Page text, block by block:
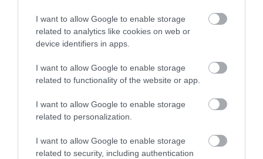
I want to allow Google to enable storage
related to analytics like cookies on web or
device identifiers in apps.
I want to allow Google to enable storage
related to functionality of the website or app.
I want to allow Google to enable storage
related to personalization.
I want to allow Google to enable storage
related to security, including authentication
ευρώ – Ποιοι δρόμοι αλλάζουν
09.08.2026 | 15:00
Τουρισμός για Όλους 2026-2027:
Ποιοι κάνουν αίτηση σήμερα –
09.08.2026 | 14:40
σήμερα στην Εύβοια – Μεγάλη
προσοχή!
Χάος στην Εύβοια:
Ουρά χιλιομέτρων
«Κινδυνεύουμε να
χάσουμε το πλοίο!»
Νέα τραγωδία σε
παραλία της Εύβοιας: